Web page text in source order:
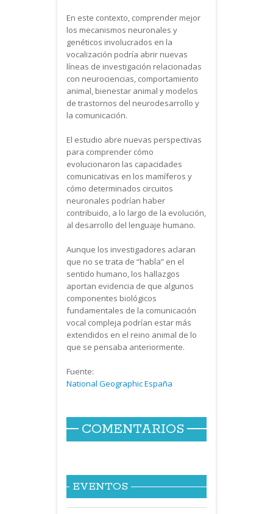
En este contexto, comprender mejor
los mecanismos neuronales y
genéticos involucrados en la
vocalización podría abrir nuevas
líneas de investigación relacionadas
con neurociencias, comportamiento
animal, bienestar animal y modelos
de trastornos del neurodesarrollo y
la comunicación.
El estudio abre nuevas perspectivas
para comprender cómo
evolucionaron las capacidades
comunicativas en los mamíferos y
cómo determinados circuitos
neuronales podrían haber
contribuido, a lo largo de la evolución,
al desarrollo del lenguaje humano.
Aunque los investigadores aclaran
que no se trata de “habla” en el
sentido humano, los hallazgos
aportan evidencia de que algunos
componentes biológicos
fundamentales de la comunicación
vocal compleja podrían estar más
extendidos en el reino animal de lo
que se pensaba anteriormente.
Fuente:
National Geographic España
COMENTARIOS
EVENTOS